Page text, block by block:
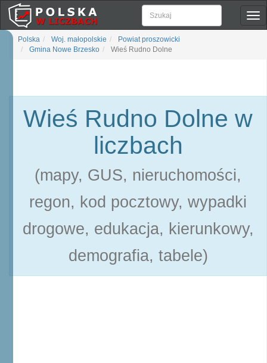
Polska Woj. małopolskie
Powiat proszowicki
Gmina Nowe Brzesko
Wieś Rudno Dolne
Wieś Rudno Dolne w
liczbach
(mapy, GUS, nieruchomości,
regon, kod pocztowy, wypadki
drogowe, edukacja, kierunkowy,
demografia, tabele)